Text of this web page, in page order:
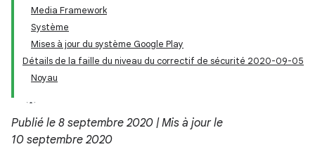
Media Framework
Système
Mises à jour du système Google Play
Détails de la faille du niveau du correctif de sécurité 2020-09-05
Noyau
Publié le 8 septembre 2020 | Mis à jour le
10 septembre 2020